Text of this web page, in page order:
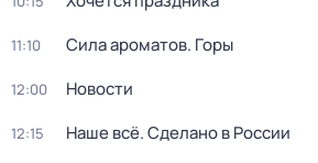
11:10 Сила ароматов. Горы
12:00 Новости
12:15 Наше всё. Сделано в России